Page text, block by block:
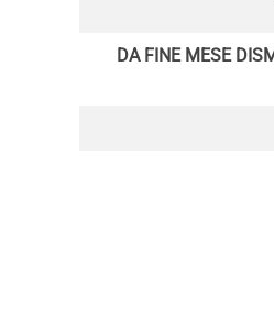
DA FINE MESE